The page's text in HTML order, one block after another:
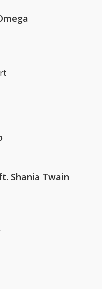
Shania Twain